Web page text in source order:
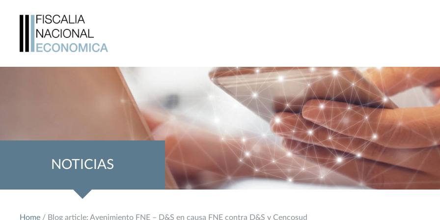
NOTICIAS
Home / Blog article: Avenimiento FNE – D&S en causa FNE contra D&S y Cencosud